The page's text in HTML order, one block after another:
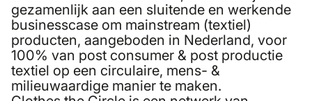
gezamenlijk aan een sluitende en werkende
businesscase om mainstream (textiel)
producten, aangeboden in Nederland, voor
100% van post consumer & post productie
textiel op een circulaire, mens- &
milieuwaardige manier te maken.